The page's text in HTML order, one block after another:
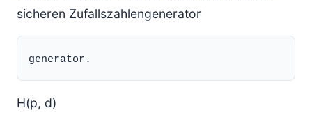
sicheren Zufallszahlengenerator
H(p, d)